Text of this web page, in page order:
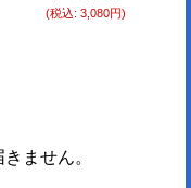
(税込: 3,080円)
ません。